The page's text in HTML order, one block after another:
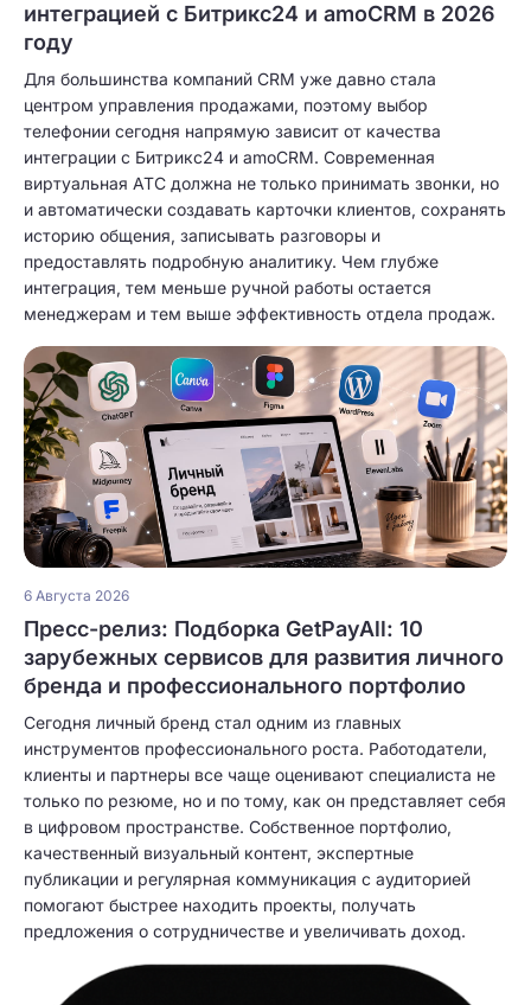
интеграцией с Битрикс24 и amoCRM в 2026
году
Для большинства компаний CRM уже давно стала
центром управления продажами, поэтому выбор
телефонии сегодня напрямую зависит от качества
интеграции с Битрикс24 и amoCRM. Современная
виртуальная АТС должна не только принимать звонки, но
и автоматически создавать карточки клиентов, сохранять
историю общения, записывать разговоры и
предоставлять подробную аналитику. Чем глубже
интеграция, тем меньше ручной работы остается
менеджерам и тем выше эффективность отдела продаж.
6 Августа 2026
Пресс-релиз: Подборка GetPayAll: 10
зарубежных сервисов для развития личного
бренда и профессионального портфолио
Сегодня личный бренд стал одним из главных
инструментов профессионального роста. Работодатели,
клиенты и партнеры все чаще оценивают специалиста не
только по резюме, но и по тому, как он представляет себя
в цифровом пространстве. Собственное портфолио,
качественный визуальный контент, экспертные
публикации и регулярная коммуникация с аудиторией
помогают быстрее находить проекты, получать
предложения о сотрудничестве и увеличивать доход.